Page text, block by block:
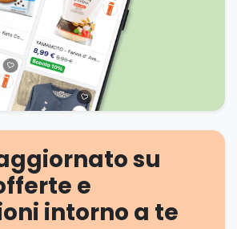
su
e
intorno a te